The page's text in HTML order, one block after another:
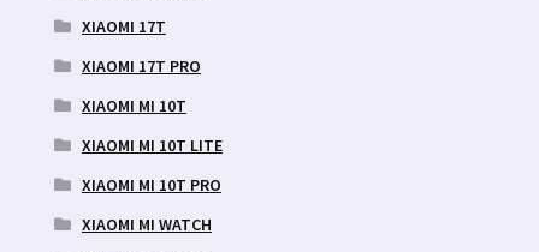
XIAOMI 17T
XIAOMI 17T PRO
XIAOMI MI 10T
XIAOMI MI 10T LITE
XIAOMI MI 10T PRO
XIAOMI MI WATCH